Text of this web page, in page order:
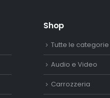
Shop
Tutte le categorie
Audio e Video
Carrozzeria